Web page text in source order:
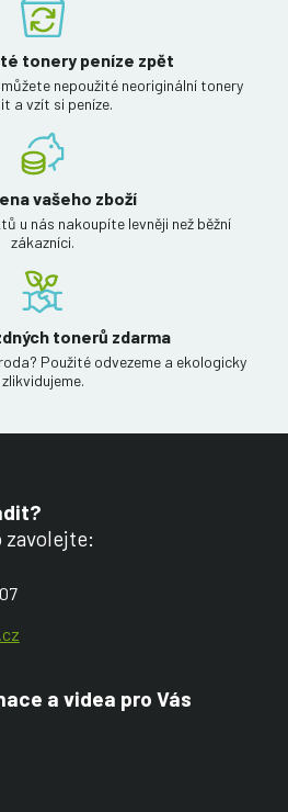
tonery peníze zpět
nepoužité neoriginální tonery
a vzít si peníze.
vašeho zboží
u nás nakoupíte levněji než běžní
zákazníci.
tonerů zdarma
Použité odvezeme a ekologicky
zlikvidujeme.
zavolejte:
a videa pro Vás